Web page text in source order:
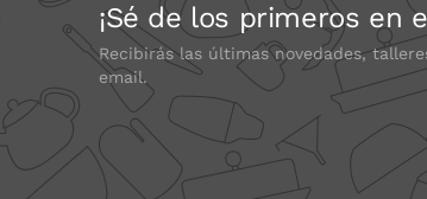
¡Sé de los primeros en
Recibirás las últimas novedades,
email.